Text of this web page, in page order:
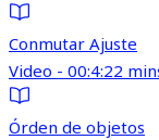
Conmutar Ajuste
Video - 00:4:22
Órden de objetos